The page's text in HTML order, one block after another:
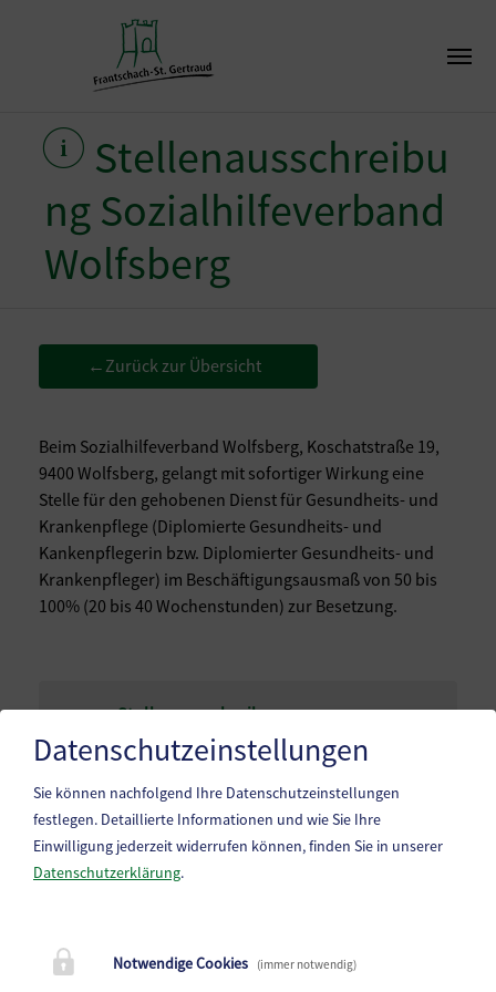
Stellenausschreibu
ng Sozialhilfeverband
Wolfsberg
←Zurück zur Übersicht
Beim Sozialhilfeverband Wolfsberg, Koschatstraße 19,
9400 Wolfsberg, gelangt mit sofortiger Wirkung eine
Stelle für den gehobenen Dienst für Gesundheits- und
Krankenpflege (Diplomierte Gesundheits- und
Kankenpflegerin bzw. Diplomierter Gesundheits- und
Krankenpfleger) im Beschäftigungsausmaß von 50 bis
100% (20 bis 40 Wochenstunden) zur Besetzung.
Stellenausschreibung
Sozialhilfeverband Wolfsberg (PDF
St. Gertraud 1, 9413 St.Gertraud
Datenschutzeinstellungen
Sie können nachfolgend Ihre Datenschutzeinstellungen
festlegen. Detaillierte Informationen und wie Sie Ihre
Einwilligung jederzeit widerrufen können, finden Sie in unserer
Datenschutzerklärung.
Notwendige Cookies (immer notwendig)